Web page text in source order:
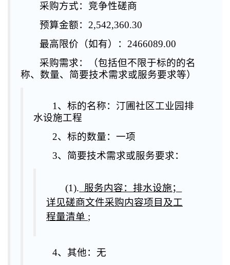
采购方式： 竞争性磋商
预算金额：2,542,360.30
最高限价（如有）： 2466089.00
采购需求：（包括但不限于标的的名
称、数量、简要技术需求或服务要求等）
1、标的名称：汀圃社区工业园排
水设施工程
2、标的数量：一项
3、简要技术需求或服务要求：
(1). 服务内容：排水设施；
详见磋商文件采购内容项目及工
程量清单 ;
4、其他：无